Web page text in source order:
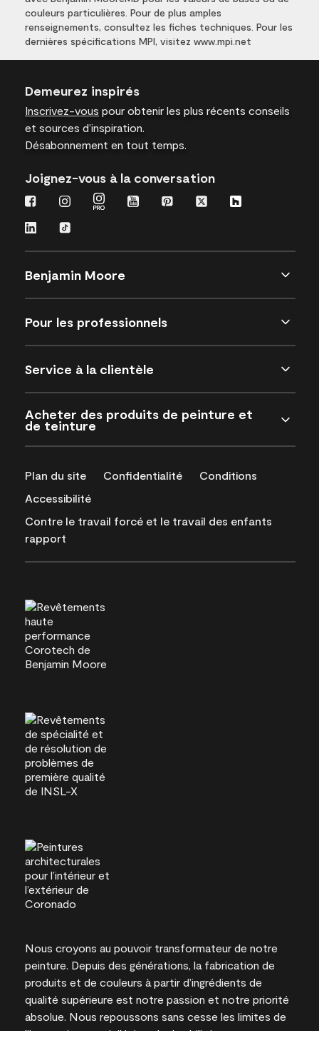
couleurs particulières. Pour de plus amples
renseignements, consultez les fiches techniques. Pour les
dernières spécifications MPI, visitez www.mpi.net
Demeurez inspirés
Inscrivez-vous pour obtenir les plus récents conseils
et sources d’inspiration.
Désabonnement en tout temps.
Joignez-vous à la conversation
Benjamin Moore
Pour les professionnels
Service à la clientèle
Acheter des produits de peinture et
de teinture
Plan du site Confidentialité
Conditions
Accessibilité
Contre le travail forcé et le travail des enfants
rapport
Nous croyons au pouvoir transformateur de notre
peinture. Depuis des générations, la fabrication de
produits et de couleurs à partir d’ingrédients de
qualité supérieure est notre passion et notre priorité
absolue. Nous repoussons sans cesse les limites de
l’innovation et privilégions la durabilité pour